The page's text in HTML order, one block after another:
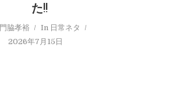
た!!
門脇孝裕 In 日常ネタ
2026年7月15日